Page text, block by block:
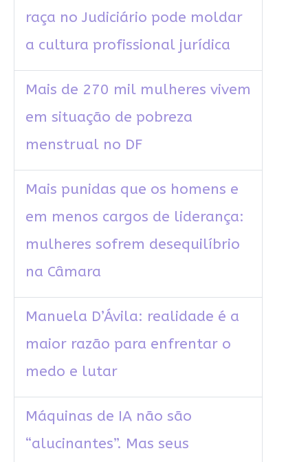
raça no Judiciário pode moldar
a cultura profissional jurídica
Mais de 270 mil mulheres vivem
em situação de pobreza
menstrual no DF
Mais punidas que os homens e
em menos cargos de liderança:
mulheres sofrem desequilíbrio
na Câmara
Manuela D’Ávila: realidade é a
maior razão para enfrentar o
medo e lutar
Máquinas de IA não são
“alucinantes”. Mas seus